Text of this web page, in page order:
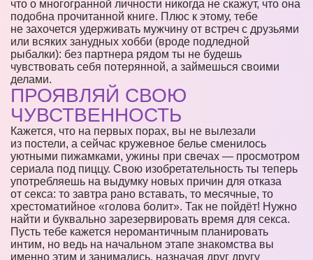
что о многогранной личности никогда не скажут, что она
подобна прочитанной книге. Плюс к этому, тебе
не захочется удерживать мужчину от встреч с друзьями
или всяких занудных хобби (вроде подледной
рыбалки): без партнера рядом ты не будешь
чувствовать себя потерянной, а займешься своими
делами.
ПРОЯВЛЯЙ СВОЮ
ЧУВСТВЕННОСТЬ
Кажется, что на первых порах, вы не вылезали
из постели, а сейчас кружевное белье сменилось
уютными пижамками, ужины при свечах — просмотром
сериала под пиццу. Свою изобретательность ты теперь
употребляешь на выдумку новых причин для отказа
от секса: то завтра рано вставать, то месячные, то
хрестоматийное «голова болит». Так не пойдёт! Нужно
найти и буквально зарезервировать время для секса.
Пусть тебе кажется неромантичным планировать
интим, но ведь на начальном этапе знакомства вы
именно этим и занимались, назначая друг другу